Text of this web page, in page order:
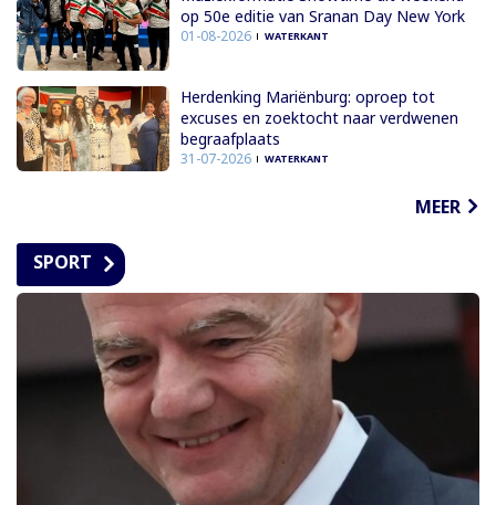
op 50e editie van Sranan Day New York
01-08-2026 WATERKANT
Herdenking Mariënburg: oproep tot
excuses en zoektocht naar verdwenen
begraafplaats
31-07-2026 WATERKANT
MEER
SPORT